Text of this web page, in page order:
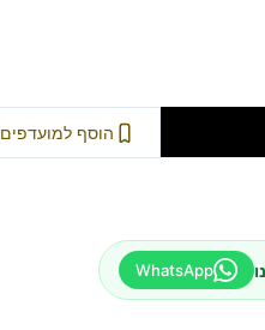
הוסף למועדפים
WhatsApp